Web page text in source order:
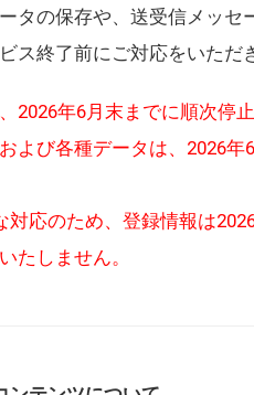
タの保存や、送受信メッセ
ス終了前にご対応をいただ
2026年6月末までに順次停
よび各種データは、2026
応のため、登録情報は
たしません。